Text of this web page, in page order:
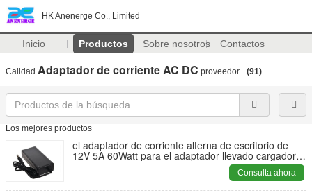
HK Anenerge Co., Limited
Inicio Productos Sobre nosotros Contactos
Calidad Adaptador de corriente AC DC proveedor. (91)
Los mejores productos
el adaptador de corriente alterna de escritorio de
12V 5A 60Watt para el adaptador llevado cargador
llevado de las luces de neón 60Watt con UL ETL GS
Consulta ahora